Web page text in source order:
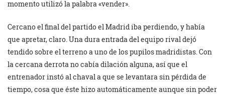
momento utilizó la palabra «vender».
Cercano el final del partido el Madrid iba perdiendo, y había
que apretar, claro. Una dura entrada del equipo rival dejó
tendido sobre el terreno a uno de los pupilos madridistas. Con
la cercana derrota no cabía dilación alguna, así que el
entrenador instó al chaval a que se levantara sin pérdida de
tiempo, cosa que éste hizo automáticamente aunque sin poder